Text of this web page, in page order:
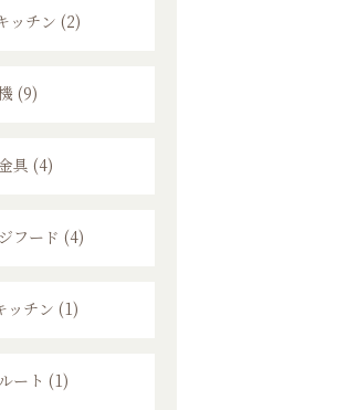
ッチン (2)
(9)
具 (4)
フード (4)
ッチン (1)
ート (1)